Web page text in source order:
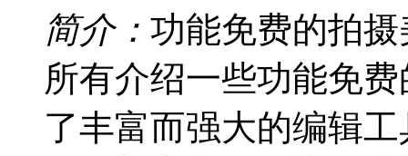
简介： 功能免费的拍
所有介绍一些功能免
了丰富而强大的编辑